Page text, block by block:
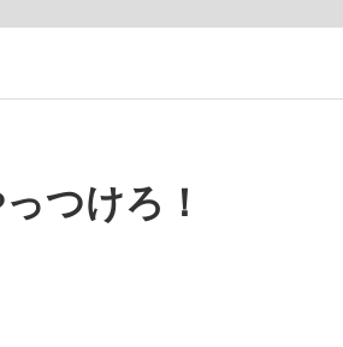
#城彰二 #内田有紀
#松田聖子
つけろ！